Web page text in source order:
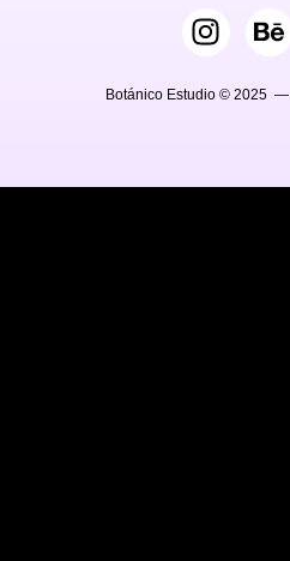
Botánico Estudio © 2025 —